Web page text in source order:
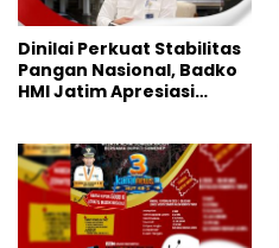
Dinilai Perkuat Stabilitas
Pangan Nasional, Badko
HMI Jatim Apresiasi